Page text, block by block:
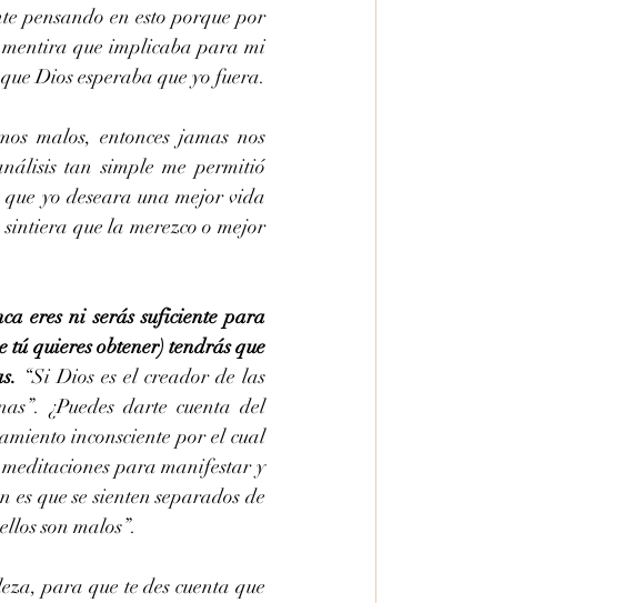
pensando en esto porque por
que implicaba para mi
Dios esperaba que yo fuera.
malos, entonces jamas nos
tan simple me permitió
yo deseara una mejor vida
que la merezco o mejor
eres ni serás suficiente para
tú quieres obtener) tendrás que
“Si Dios es el creador de las
¿Puedes darte cuenta del
inconsciente por el cual
para manifestar y
es que se sienten separados de
son malos”.
para que te des cuenta que